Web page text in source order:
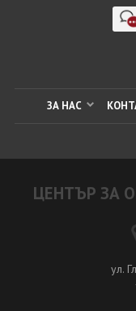
ЗА НАС
ЦЕНТЪР ЗА
ул.